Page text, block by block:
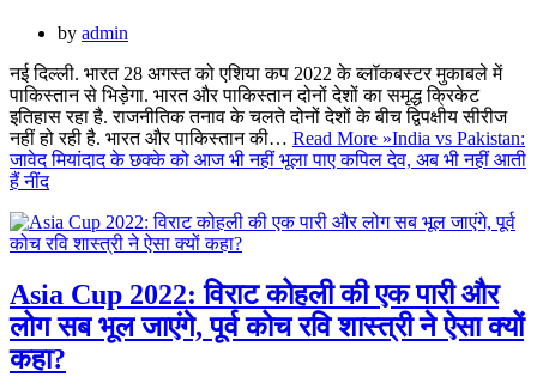
by admin
नई दिल्ली. भारत 28 अगस्त को एशिया कप 2022 के ब्लॉकबस्टर मुकाबले में
पाकिस्तान से भिड़ेगा. भारत और पाकिस्तान दोनों देशों का समृद्ध क्रिकेट
इतिहास रहा है. राजनीतिक तनाव के चलते दोनों देशों के बीच द्विपक्षीय सीरीज
नहीं हो रही है. भारत और पाकिस्तान की… Read More »India vs Pakistan:
जावेद मियांदाद के छक्के को आज भी नहीं भूला पाए कपिल देव, अब भी नहीं आती
हैं नींद
Asia Cup 2022: विराट कोहली की एक पारी और
लोग सब भूल जाएंगे, पूर्व कोच रवि शास्त्री ने ऐसा क्यों
कहा?